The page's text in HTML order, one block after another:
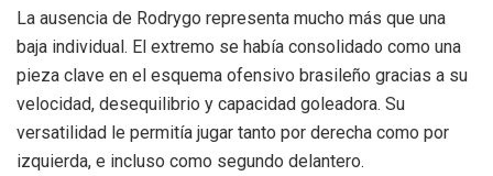
La ausencia de Rodrygo representa mucho más que una
baja individual. El extremo se había consolidado como una
pieza clave en el esquema ofensivo brasileño gracias a su
velocidad, desequilibrio y capacidad goleadora. Su
versatilidad le permitía jugar tanto por derecha como por
izquierda, e incluso como segundo delantero.